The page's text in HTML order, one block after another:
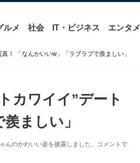
ルメ 社会 IT・ビジネス エンタメ
！ 「なんかいいw」「ラブラブで羨ましい」
カワイイ”デート
ましい」
んのかわいい姿を披露しました。コメントで